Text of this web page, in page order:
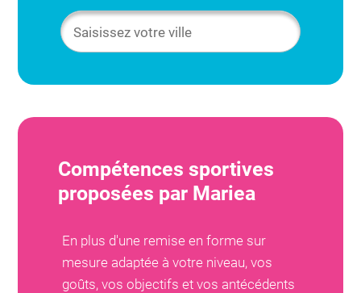
Compétences sportives
proposées par Mariea
En plus d'une remise en forme sur
mesure adaptée à votre niveau, vos
goûts, vos objectifs et vos antécédents